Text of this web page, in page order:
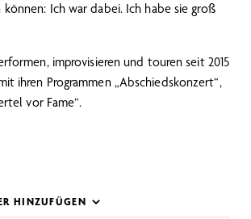
können: Ich war dabei. Ich habe sie groß
improvisieren und touren seit 2015
ihren Programmen „Abschiedskonzert“,
vor Fame“.
HINZUFÜGEN